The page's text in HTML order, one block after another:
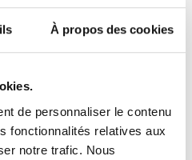
À propos des cookies
de personnaliser le contenu
fonctionnalités relatives aux
notre trafic. Nous